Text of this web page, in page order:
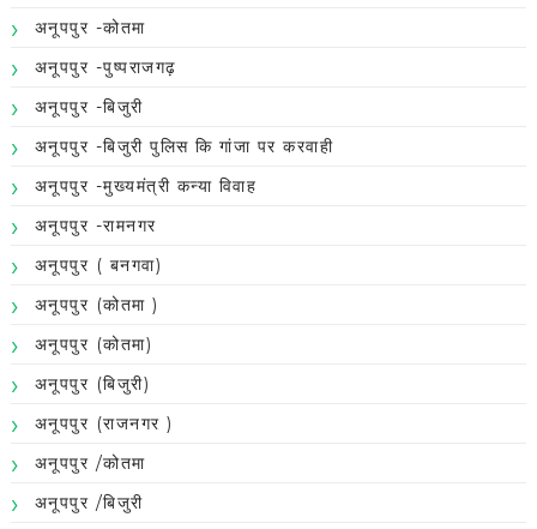
अनूपपुर -कोतमा
अनूपपुर -पुष्पराजगढ़
अनूपपुर -बिजुरी
अनूपपुर -बिजुरी पुलिस कि गांजा पर करवाही
अनूपपुर -मुख्यमंत्री कन्या विवाह
अनूपपुर -रामनगर
अनूपपुर ( बनगवा)
अनूपपुर (कोतमा )
अनूपपुर (कोतमा)
अनूपपुर (बिजुरी)
अनूपपुर (राजनगर )
अनूपपुर /कोतमा
अनूपपुर /बिजुरी